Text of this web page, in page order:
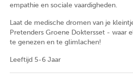
empathie en sociale vaardigheden.
Laat de medische dromen van je
Pretenders Groene Doktersset - waar
te genezen en te glimlachen!
Leeftijd 5-6 Jaar